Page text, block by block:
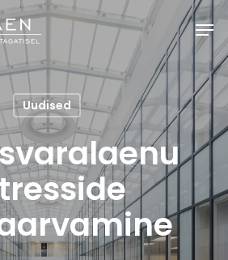
Uudised